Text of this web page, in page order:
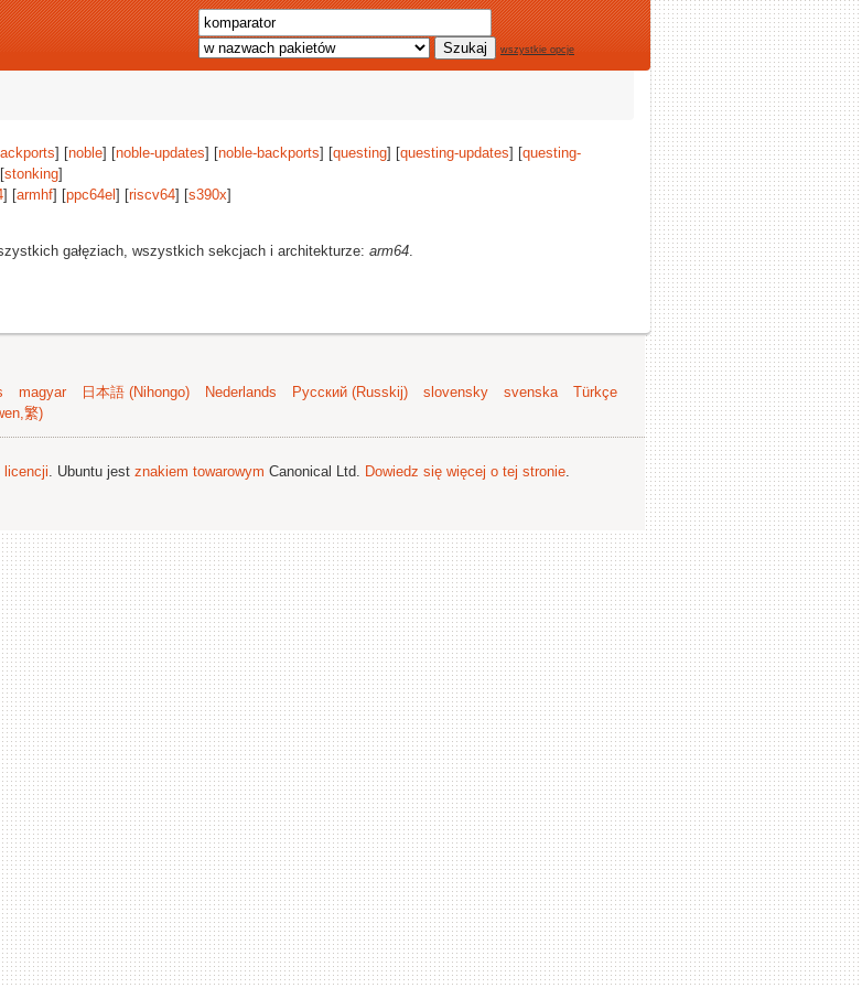
wszystkie opcje
] [noble] [noble-updates] [noble-backports] [questing] [questing-updates] [questing-
stonking]
] [armhf] [ppc64el ] [riscv64] [s390x]
gałęziach, wszystkich sekcjach i architekturze: arm64.
magyar 日本語 (Nihongo) Nederlands Русский (Russkij) slovensky svenska
Türkçe
繁)
licencji. Ubuntu jest znakiem towarowym Canonical Ltd. Dowiedz się więcej o tej stronie.